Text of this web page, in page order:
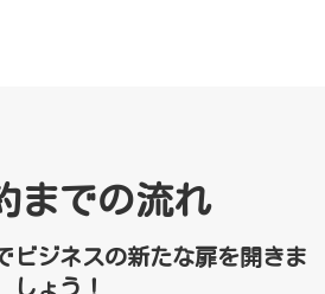
までの流れ
ビジネスの新たな扉を開きま
しょう！